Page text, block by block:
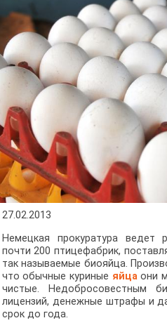
27.02.2013
Немецкая прокуратура ведет
почти 200 птицефабрик,
так называемые биояйца.
что обычные куриные яйцаони
чистые. Недобросовестным
лицензий, денежные штрафы и
срок до года.